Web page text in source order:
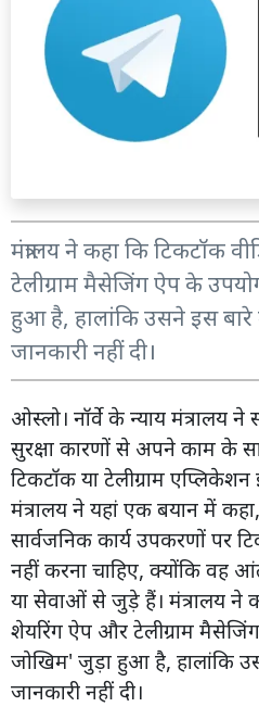
मंत्रालय ने कहा कि टिकटॉक
टेलीग्राम मैसेजिंग ऐप के
हुआ है, हालांकि उसने इस बारे
जानकारी नहीं दी।
ओस्लो। नॉर्वे के न्याय मंत्रालय ने
सुरक्षा कारणों से अपने काम के
टिकटॉक या टेलीग्राम
मंत्रालय ने यहां एक बयान में
सार्वजनिक कार्य उपकरणों पर
नहीं करना चाहिए, क्योंकि वह
या सेवाओं से जुड़े हैं। मंत्रालय ने
शेयरिंग ऐप और टेलीग्राम
जोखिम' जुड़ा हुआ है, हालांकि
जानकारी नहीं दी।